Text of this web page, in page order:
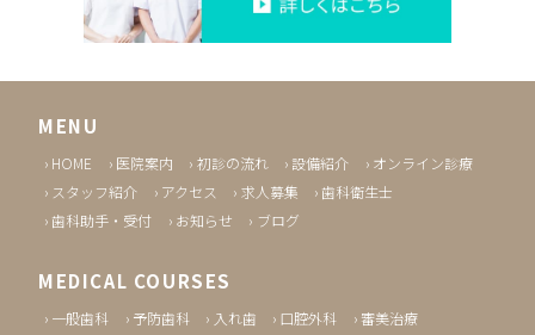
MENU
HOME 医院案内 初診の流れ 設備紹介
オンライン診療
スタッフ紹介
アクセス 求人募集
歯科衛生士
歯科助手・受付
お知らせ ブログ
MEDICAL COURSES
一般歯科 予防歯科 入れ歯 口腔外科
審美治療